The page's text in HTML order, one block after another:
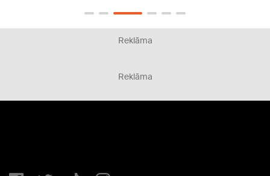
Reklāma
Reklāma